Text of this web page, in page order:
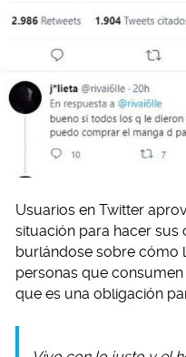
Usuarios en Twitter
situación para hacer sus
burlándose sobre cómo
personas que
que es una obligación